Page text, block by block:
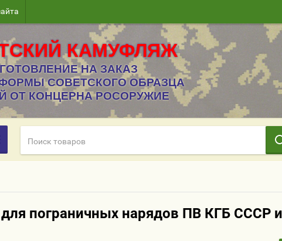
КАМУФЛЯЖ
НА ЗАКАЗ
СОВЕТСКОГО ОБРАЗЦА
ОТ КОНЦЕРНА РОСОРУЖИЕ
пограничных нарядов ПВ КГБ СССР